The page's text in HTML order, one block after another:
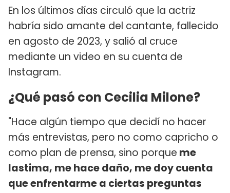
En los últimos días circuló que la actriz
habría sido amante del cantante, fallecido
en agosto de 2023, y salió al cruce
mediante un video en su cuenta de
Instagram.
¿Qué pasó con Cecilia Milone?
"Hace algún tiempo que decidí no hacer
más entrevistas, pero no como capricho o
como plan de prensa, sino porque me
lastima, me hace daño, me doy cuenta
que enfrentarme a ciertas preguntas